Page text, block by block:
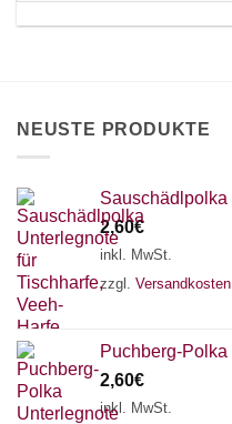
gewählt
werden
NEUSTE PRODUKTE
Sauschädlpolka
2,60€
inkl. MwSt.
zzgl. Versandkosten
Puchberg-Polka
2,60€
inkl. MwSt.